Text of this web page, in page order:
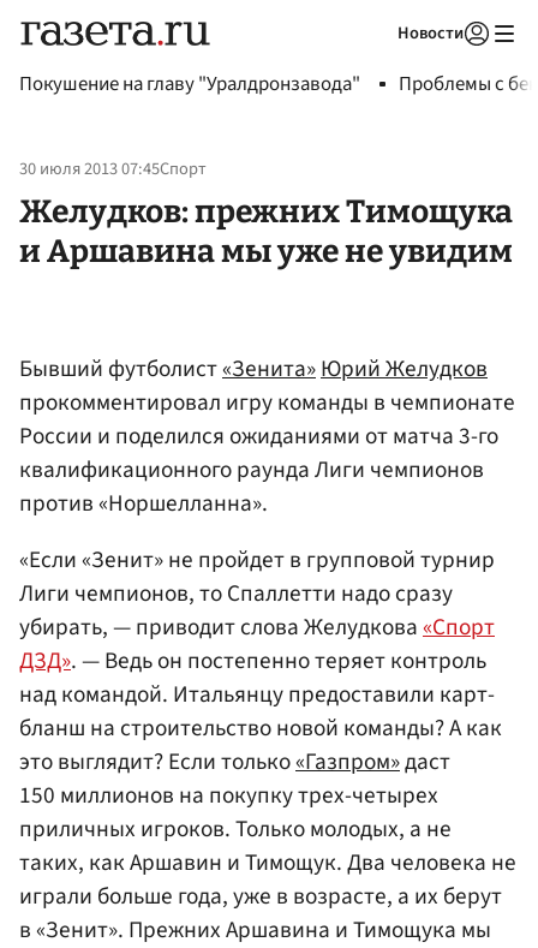
Новости
Покушение на главу "Уралдронзавода" Проблемы с
30 июля 2013 07:45Спорт
Желудков: прежних Тимощука
и Аршавина мы уже не увидим
Бывший футболист«Зенита»Юрий Желудков
прокомментировал игру команды в чемпионате
России и поделился ожиданиями от матча 3-го
квалификационного раунда Лиги чемпионов
против «Норшелланна».
«Если «Зенит» не пройдет в групповой турнир
Лиги чемпионов, то Спаллетти надо сразу
убирать, — приводит слова Желудкова«Спорт
ДЗД». — Ведь он постепенно теряет контроль
над командой. Итальянцу предоставили карт-
бланш на строительство новой команды? А как
это выглядит? Если только«Газпром»даст
150 миллионов на покупку трех-четырех
приличных игроков. Только молодых, а не
таких, как Аршавин и Тимощук. Два человека не
играли больше года, уже в возрасте, а их берут
в «Зенит». Прежних Аршавина и Тимощука мы